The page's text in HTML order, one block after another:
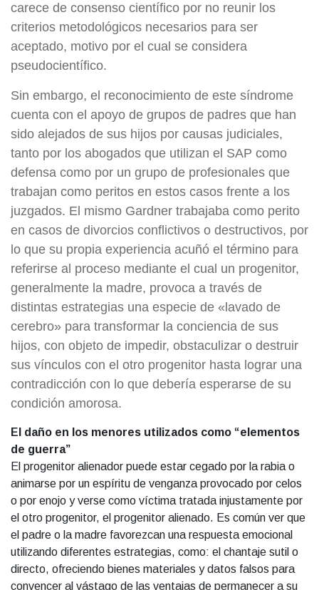
carece de consenso científico por no reunir los
criterios metodológicos necesarios para ser
aceptado, motivo por el cual se considera
pseudocientífico.
Sin embargo, el reconocimiento de este síndrome
cuenta con el apoyo de grupos de padres que han
sido alejados de sus hijos por causas judiciales,
tanto por los abogados que utilizan el SAP como
defensa como por un grupo de profesionales que
trabajan como peritos en estos casos frente a los
juzgados. El mismo Gardner trabajaba como perito
en casos de divorcios conflictivos o destructivos, por
lo que su propia experiencia acuñó el término para
referirse al proceso mediante el cual un progenitor,
generalmente la madre, provoca a través de
distintas estrategias una especie de «lavado de
cerebro» para transformar la conciencia de sus
hijos, con objeto de impedir, obstaculizar o destruir
sus vínculos con el otro progenitor hasta lograr una
contradicción con lo que debería esperarse de su
condición amorosa. ​
El daño en los menores utilizados como “elementos
de guerra”
El progenitor alienador puede estar cegado por la rabia o
animarse por un espíritu de venganza provocado por celos
o por enojo y verse como víctima tratada injustamente por
el otro progenitor, el progenitor alienado. Es común ver que
el padre o la madre favorezcan una respuesta emocional
utilizando diferentes estrategias, como: el chantaje sutil o
directo, ofreciendo bienes materiales y datos falsos para
convencer al vástago de las ventajas de permanecer a su